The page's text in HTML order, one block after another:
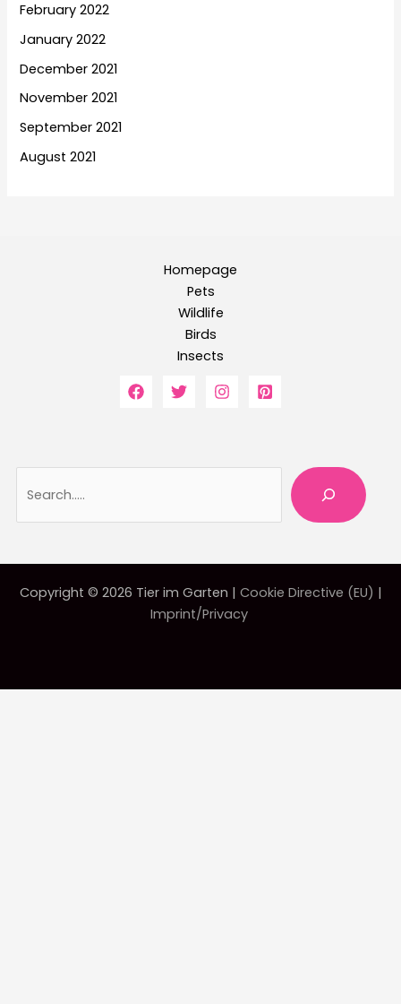
February 2022
January 2022
December 2021
November 2021
September 2021
August 2021
Homepage
Pets
Wildlife
Birds
Insects
Copyright © 2026 Tier im Garten | Cookie Directive (EU) |
Imprint/Privacy